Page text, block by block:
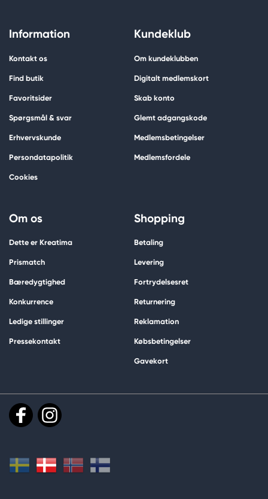
Information
Kontakt os
Find butik
Favoritsider
Spørgsmål & svar
Erhvervskunde
Persondatapolitik
Cookies
Kundeklub
Om kundeklubben
Digitalt medlemskort
Skab konto
Glemt adgangskode
Medlemsbetingelser
Medlemsfordele
Om os
Dette er Kreatima
Prismatch
Bæredygtighed
Konkurrence
Ledige stillinger
Pressekontakt
Shopping
Betaling
Levering
Fortrydelsesret
Returnering
Reklamation
Købsbetingelser
Gavekort